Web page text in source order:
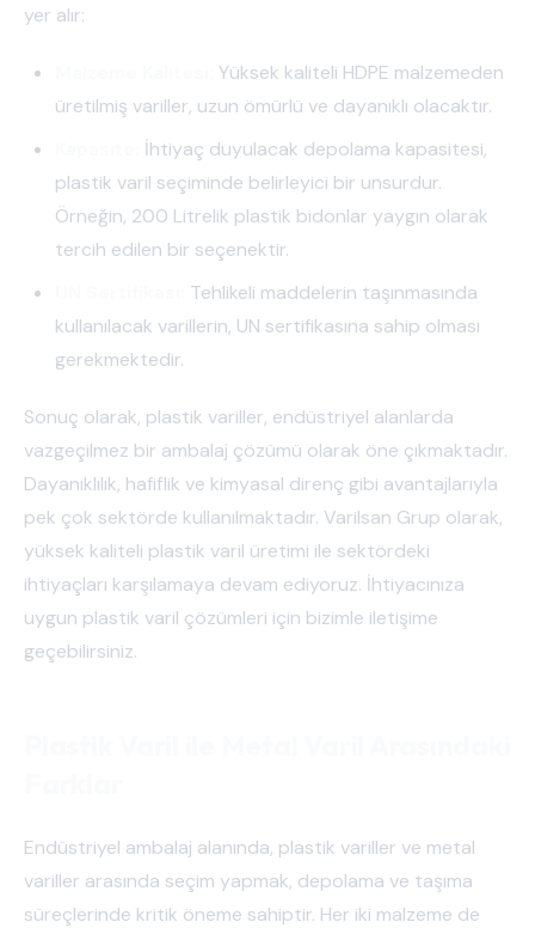
yer alır:
Yüksek kaliteli HDPE malzemeden
üretilmiş variller, uzun ömürlü ve dayanıklı olacaktır.
İhtiyaç duyulacak depolama kapasitesi,
plastik varil seçiminde belirleyici bir unsurdur.
Örneğin, 200 Litrelik plastik bidonlar yaygın olarak
tercih edilen bir seçenektir.
Tehlikeli maddelerin taşınmasında
kullanılacak varillerin, UN sertifikasına sahip olması
gerekmektedir.
Sonuç olarak, plastik variller, endüstriyel alanlarda
vazgeçilmez bir ambalaj çözümü olarak öne çıkmaktadır.
Dayanıklılık, hafiflik ve kimyasal direnç gibi avantajlarıyla
pek çok sektörde kullanılmaktadır. Varilsan Grup olarak,
yüksek kaliteli plastik varil üretimi ile sektördeki
ihtiyaçları karşılamaya devam ediyoruz. İhtiyacınıza
uygun plastik varil çözümleri için bizimle iletişime
geçebilirsiniz.
Endüstriyel ambalaj alanında, plastik variller ve metal
variller arasında seçim yapmak, depolama ve taşıma
süreçlerinde kritik öneme sahiptir. Her iki malzeme de